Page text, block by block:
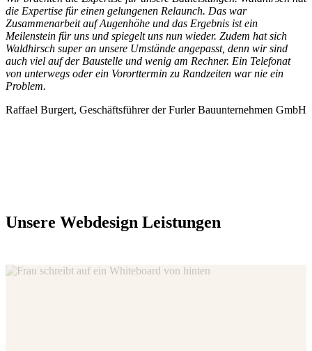
die Expertise für einen gelungenen Relaunch. Das war
Zusammenarbeit auf Augenhöhe und das Ergebnis ist ein
Meilenstein für uns und spiegelt uns nun wieder. Zudem hat sich
Waldhirsch super an unsere Umstände angepasst, denn wir sind
auch viel auf der Baustelle und wenig am Rechner. Ein Telefonat
von unterwegs oder ein Vororttermin zu Randzeiten war nie ein
Problem.
Raffael Burgert, Geschäftsführer der Furler Bauunternehmen GmbH
Unsere Webdesign Leistungen